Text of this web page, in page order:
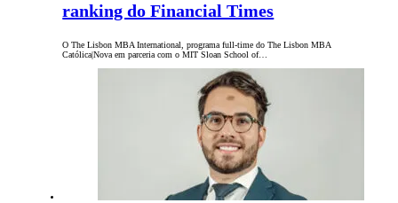
ranking do Financial Times
O The Lisbon MBA International, programa full-time do The Lisbon MBA
Católica|Nova em parceria com o MIT Sloan School of…